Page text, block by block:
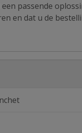
passende
en dat u de